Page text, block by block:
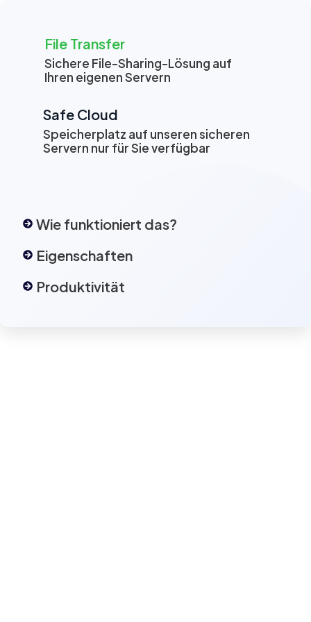
File Transfer
Sichere File-Sharing-Lösung auf
Ihren eigenen Servern
Safe Cloud
Speicherplatz auf unseren sicheren
Servern nur für Sie verfügbar
Wie funktioniert das?
Eigenschaften
Produktivität